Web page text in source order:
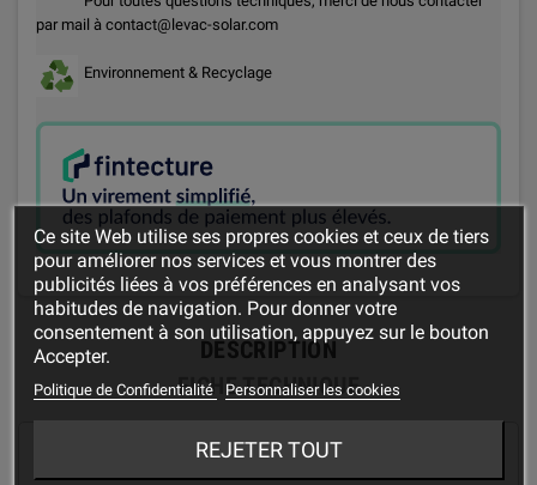
par mail à contact@levac-solar.com
Environnement & Recyclage
DESCRIPTION
FICHE TECHNIQUE
" Câble solaire 6 mm² Rouge "
Ce site Web utilise ses propres cookies et ceux de tiers
pour améliorer nos services et vous montrer des
publicités liées à vos préférences en analysant vos
habitudes de navigation. Pour donner votre
consentement à son utilisation, appuyez sur le bouton
Accepter.
Politique de Confidentialité Personnaliser les cookies
REJETER TOUT